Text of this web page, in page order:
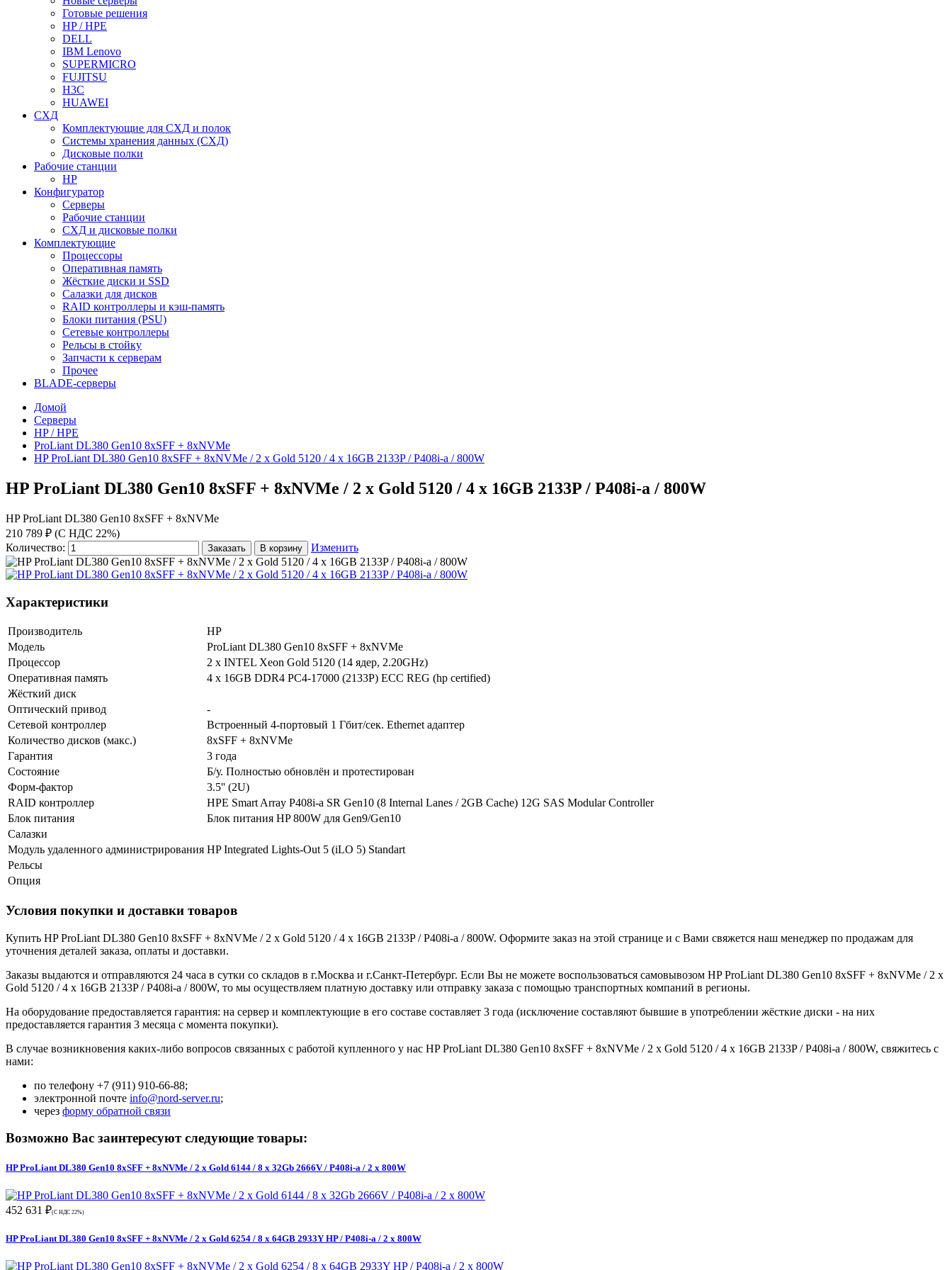
Готовые решения
HP / HPE
DELL
IBM Lenovo
SUPERMICRO
FUJITSU
H3C
HUAWEI
СХД
Комплектующие для СХД и полок
Системы хранения данных (СХД)
Дисковые полки
Рабочие станции
HP
Конфигуратор
Серверы
Рабочие станции
СХД и дисковые полки
Комплектующие
Процессоры
Оперативная память
Жёсткие диски и SSD
Салазки для дисков
RAID контроллеры и кэш-память
Блоки питания (PSU)
Сетевые контроллеры
Рельсы в стойку
Запчасти к серверам
Прочее
BLADE-серверы
Домой
Серверы
HP / HPE
ProLiant DL380 Gen10 8xSFF + 8xNVMe
HP ProLiant DL380 Gen10 8xSFF + 8xNVMe / 2 x Gold 5120 / 4 x 16GB 2133P / P408i-a / 800W
HP ProLiant DL380 Gen10 8xSFF + 8xNVMe / 2 x Gold 5120 / 4 x 16GB 2133P / P408i-a / 800W
HP ProLiant DL380 Gen10 8xSFF + 8xNVMe
210 789 ₽ (С НДС 22%)
Количество:
Заказать В корзину Изменить
Характеристики
Производитель
HP
Модель
ProLiant DL380 Gen10 8xSFF + 8xNVMe
Процессор
2 x INTEL Xeon Gold 5120 (14 ядер, 2.20GHz)
Оперативная память
4 x 16GB DDR4 PC4-17000 (2133P) ECC REG (hp certified)
Жёсткий диск
Оптический привод
-
Сетевой контроллер
Встроенный 4-портовый 1 Гбит/сек. Ethernet адаптер
Количество дисков (макс.)
8хSFF + 8xNVMe
Гарантия
3 года
Состояние
Б/у. Полностью обновлён и протестирован
Форм-фактор
3.5'' (2U)
RAID контроллер
HPE Smart Array P408i-a SR Gen10 (8 Internal Lanes / 2GB Cache) 12G SAS Modular Controller
Блок питания
Блок питания HP 800W для Gen9/Gen10
Салазки
Модуль удаленного администрирования HP Integrated Lights-Out 5 (iLO 5) Standart
Рельсы
Опция
Условия покупки и доставки товаров
Купить HP ProLiant DL380 Gen10 8xSFF + 8xNVMe / 2 x Gold 5120 / 4 x 16GB 2133P / P408i-a / 800W. Оформите заказ на этой странице и с Вами свяжется наш менеджер по продажам для
уточнения деталей заказа, оплаты и доставки.
Заказы выдаются и отправляются 24 часа в сутки со складов в г.Москва и г.Санкт-Петербург. Если Вы не можете воспользоваться самовывозом HP ProLiant DL380 Gen10 8xSFF + 8xNVMe / 2 x
Gold 5120 / 4 x 16GB 2133P / P408i-a / 800W, то мы осуществляем платную доставку или отправку заказа с помощью транспортных компаний в регионы.
На оборудование предоставляется гарантия: на сервер и комплектующие в его составе составляет 3 года (исключение составляют бывшие в употреблении жёсткие диски - на них
предоставляется гарантия 3 месяца с момента покупки).
В случае возникновения каких-либо вопросов связанных с работой купленного у нас HP ProLiant DL380 Gen10 8xSFF + 8xNVMe / 2 x Gold 5120 / 4 x 16GB 2133P / P408i-a / 800W, свяжитесь с
нами:
по телефону +7 (911) 910-66-88;
электронной почте info@nord-server.ru;
через форму обратной связи
Возможно Вас заинтересуют следующие товары:
HP ProLiant DL380 Gen10 8xSFF + 8xNVMe / 2 x Gold 6144 / 8 x 32Gb 2666V / P408i-a / 2 x 800W
452 631 ₽(С НДС 22%)
HP ProLiant DL380 Gen10 8xSFF + 8xNVMe / 2 x Gold 6254 / 8 x 64GB 2933Y HP / P408i-a / 2 x 800W